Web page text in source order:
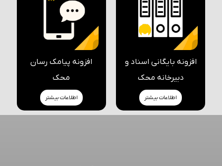
افزونه بایگانی اسناد و
دبیرخانه محک
اطلاعات بیشتر
افزونه پیامک رسان
محک
اطلاعات بیشتر